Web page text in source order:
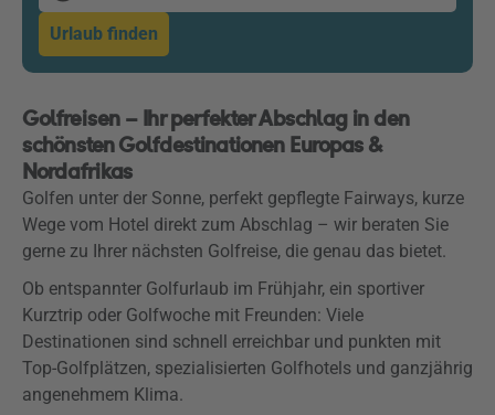
Urlaub finden
Golfreisen – Ihr perfekter Abschlag in den
schönsten Golfdestinationen Europas &
Nordafrikas
Golfen unter der Sonne, perfekt gepflegte Fairways, kurze
Wege vom Hotel direkt zum Abschlag – wir beraten Sie
gerne zu Ihrer nächsten Golfreise, die genau das bietet.
Ob entspannter Golfurlaub im Frühjahr, ein sportiver
Kurztrip oder Golfwoche mit Freunden: Viele
Destinationen sind schnell erreichbar und punkten mit
Top-Golfplätzen, spezialisierten Golfhotels und ganzjährig
angenehmem Klima.